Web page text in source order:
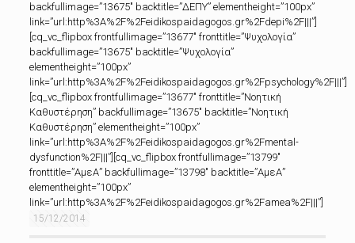
backfullimage=”13675″ backtitle=”ΔΕΠΥ” elementheight=”100px”
link=”url:http%3A%2F%2Feidikospaidagogos.gr%2Fdepi%2F|||”]
[cq_vc_flipbox frontfullimage=”13677″ fronttitle=”Ψυχολογία”
backfullimage=”13675″ backtitle=”Ψυχολογία”
elementheight=”100px”
link=”url:http%3A%2F%2Feidikospaidagogos.gr%2Fpsychology%2F|||”]
[cq_vc_flipbox frontfullimage=”13677″ fronttitle=”Νοητική
Καθυστέρηση” backfullimage=”13675″ backtitle=”Νοητική
Καθυστέρηση” elementheight=”100px”
link=”url:http%3A%2F%2Feidikospaidagogos.gr%2Fmental-
dysfunction%2F|||”][cq_vc_flipbox frontfullimage=”13799″
fronttitle=”ΑμεΑ” backfullimage=”13798″ backtitle=”ΑμεΑ”
elementheight=”100px”
link=”url:http%3A%2F%2Feidikospaidagogos.gr%2Famea%2F|||”]
15/12/2014